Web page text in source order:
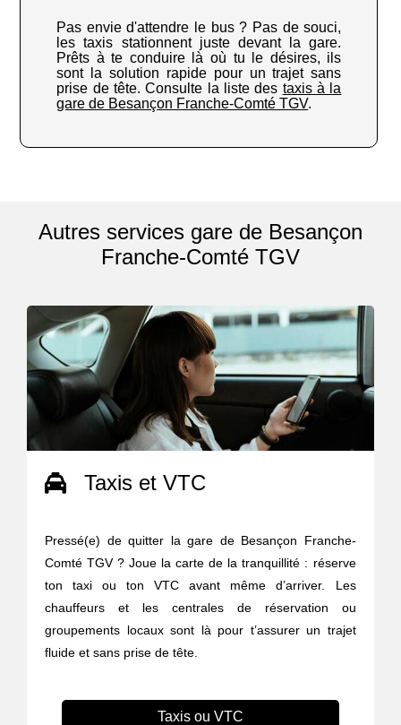
Pas envie d'attendre le bus ? Pas de souci,
les taxis stationnent juste devant la gare.
Prêts à te conduire là où tu le désires, ils
sont la solution rapide pour un trajet sans
prise de tête. Consulte la liste des taxis à la
gare de Besançon Franche-Comté TGV.
Autres services gare de Besançon
Franche-Comté TGV
Taxis et VTC
Pressé(e) de quitter la gare de Besançon Franche-
Comté TGV ? Joue la carte de la tranquillité : réserve
ton taxi ou ton VTC avant même d’arriver. Les
chauffeurs et les centrales de réservation ou
groupements locaux sont là pour t’assurer un trajet
fluide et sans prise de tête.
Taxis ou VTC